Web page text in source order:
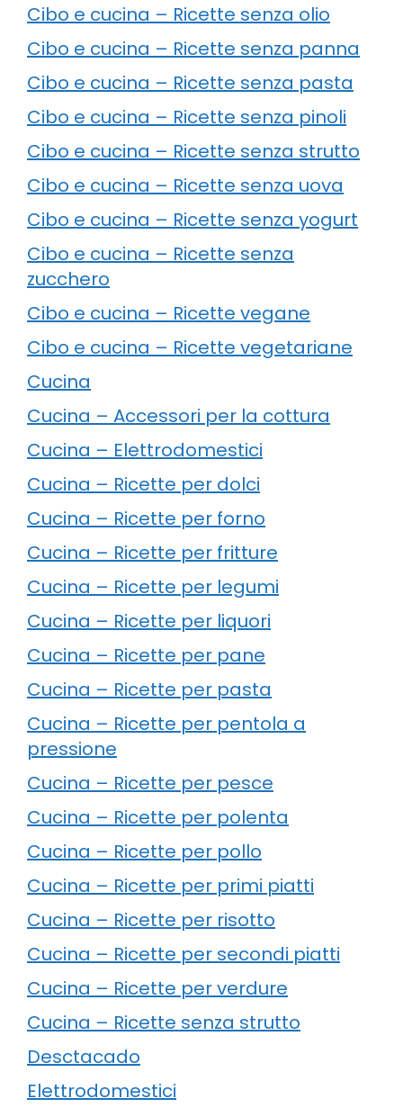
Cibo e cucina – Ricette senza olio
Cibo e cucina – Ricette senza panna
Cibo e cucina – Ricette senza pasta
Cibo e cucina – Ricette senza pinoli
Cibo e cucina – Ricette senza strutto
Cibo e cucina – Ricette senza uova
Cibo e cucina – Ricette senza yogurt
Cibo e cucina – Ricette senza
zucchero
Cibo e cucina – Ricette vegane
Cibo e cucina – Ricette vegetariane
Cucina
Cucina – Accessori per la cottura
Cucina – Elettrodomestici
Cucina – Ricette per dolci
Cucina – Ricette per forno
Cucina – Ricette per fritture
Cucina – Ricette per legumi
Cucina – Ricette per liquori
Cucina – Ricette per pane
Cucina – Ricette per pasta
Cucina – Ricette per pentola a
pressione
Cucina – Ricette per pesce
Cucina – Ricette per polenta
Cucina – Ricette per pollo
Cucina – Ricette per primi piatti
Cucina – Ricette per risotto
Cucina – Ricette per secondi piatti
Cucina – Ricette per verdure
Cucina – Ricette senza strutto
Desctacado
Elettrodomestici